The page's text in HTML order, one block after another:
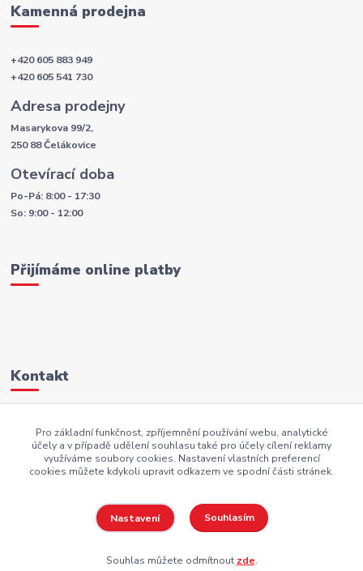
Kamenná prodejna
+420 605 883 949
+420 605 541 730
Adresa prodejny
Masarykova 99/2,
250 88 Čelákovice
Otevírací doba
Po-Pá: 8:00 - 17:30
So: 9:00 - 12:00
Přijímáme online platby
Kontakt
AKI.BS@seznam.cz
Vytvořeno na
Eshop-rychle.cz
Pro základní funkčnost, zpříjemnění používání webu, analytické
účely a v případě udělení souhlasu také pro účely cílení reklamy
využíváme soubory cookies. Nastavení vlastních preferencí
cookies můžete kdykoli upravit odkazem ve spodní části stránek.
Nastavení Souhlasím
Souhlas můžete odmítnout zde.